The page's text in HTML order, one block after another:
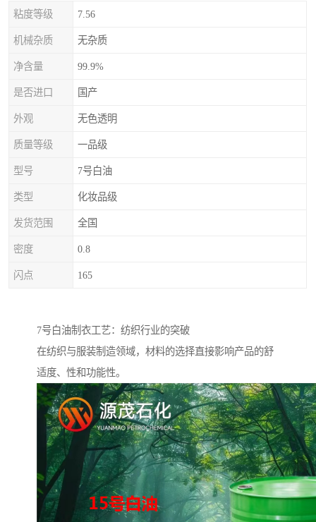
粘度等级 7.56
机械杂质 无杂质
净含量 99.9%
是否进口 国产
外观 无色透明
质量等级 一品级
型号 7号白油
类型 化妆品级
发货范围 全国
密度 0.8
闪点 165
7号白油制衣工艺：纺织行业的突破
在纺织与服装制造领域，材料的选择直接影响产品的舒
适度、性和功能性。